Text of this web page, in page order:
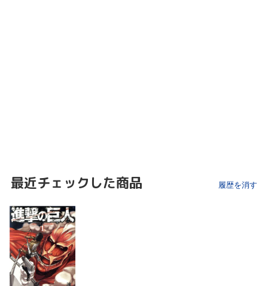
最近チェックした商品 履歴を消す